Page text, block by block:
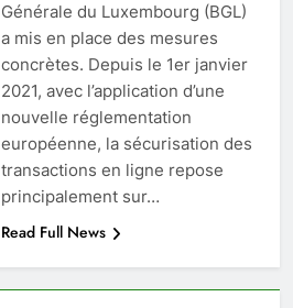
Générale du Luxembourg (BGL)
a mis en place des mesures
concrètes. Depuis le 1er janvier
2021, avec l’application d’une
nouvelle réglementation
européenne, la sécurisation des
transactions en ligne repose
principalement sur…
Read Full News